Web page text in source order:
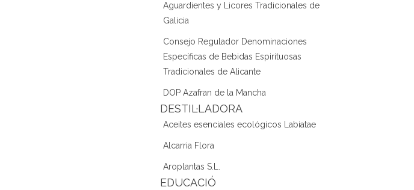
Aguardientes y Licores Tradicionales de
Galicia
Consejo Regulador Denominaciones
Específicas de Bebidas Espirituosas
Tradicionales de Alicante
DOP Azafran de la Mancha
DESTIL·LADORA
Aceites esenciales ecológicos Labiatae
Alcarria Flora
Aroplantas S.L.
EDUCACIÓ